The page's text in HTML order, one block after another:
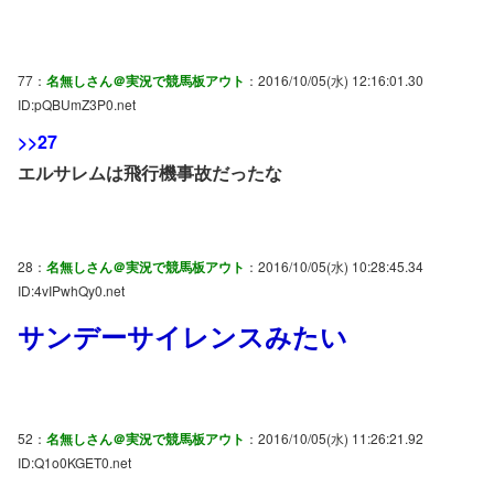
77： 名無しさん＠実況で競馬板アウト ：2016/10/05(水) 12:16:01.30
ID:pQBUmZ3P0.net
>>27
エルサレムは飛行機事故だったな
28： 名無しさん＠実況で競馬板アウト ：2016/10/05(水) 10:28:45.34
ID:4vIPwhQy0.net
サンデーサイレンスみたい
52： 名無しさん＠実況で競馬板アウト ：2016/10/05(水) 11:26:21.92
ID:Q1o0KGET0.net